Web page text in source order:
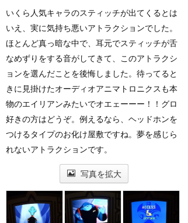
いくら人気キャラのスティッチが出てくるとは
いえ、実に気持ち悪いアトラクションでした。
ほとんど真っ暗な中で、耳元でスティッチが舌
なめずりをする音がしてきて、このアトラクシ
ョンを選んだことを後悔しました。待ってると
きに見掛けたオーディオアニマトロニクスも本
物のエイリアンみたいでオエェーーー！！グロ
好きの方はどうぞ。例えるなら、ヘッドホンを
つけるタイプのお化け屋敷ですね。夢を感じら
れないアトラクションです。
写真を拡大